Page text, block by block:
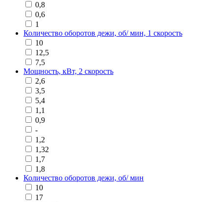
0,8
0,6
1
Количество оборотов дежи, об/ мин, 1 скорость
10
12,5
7,5
Мощность, кВт, 2 скорость
2,6
3,5
5,4
1,1
0,9
-
1,2
1,32
1,7
1,8
Количество оборотов дежи, об/ мин
10
17